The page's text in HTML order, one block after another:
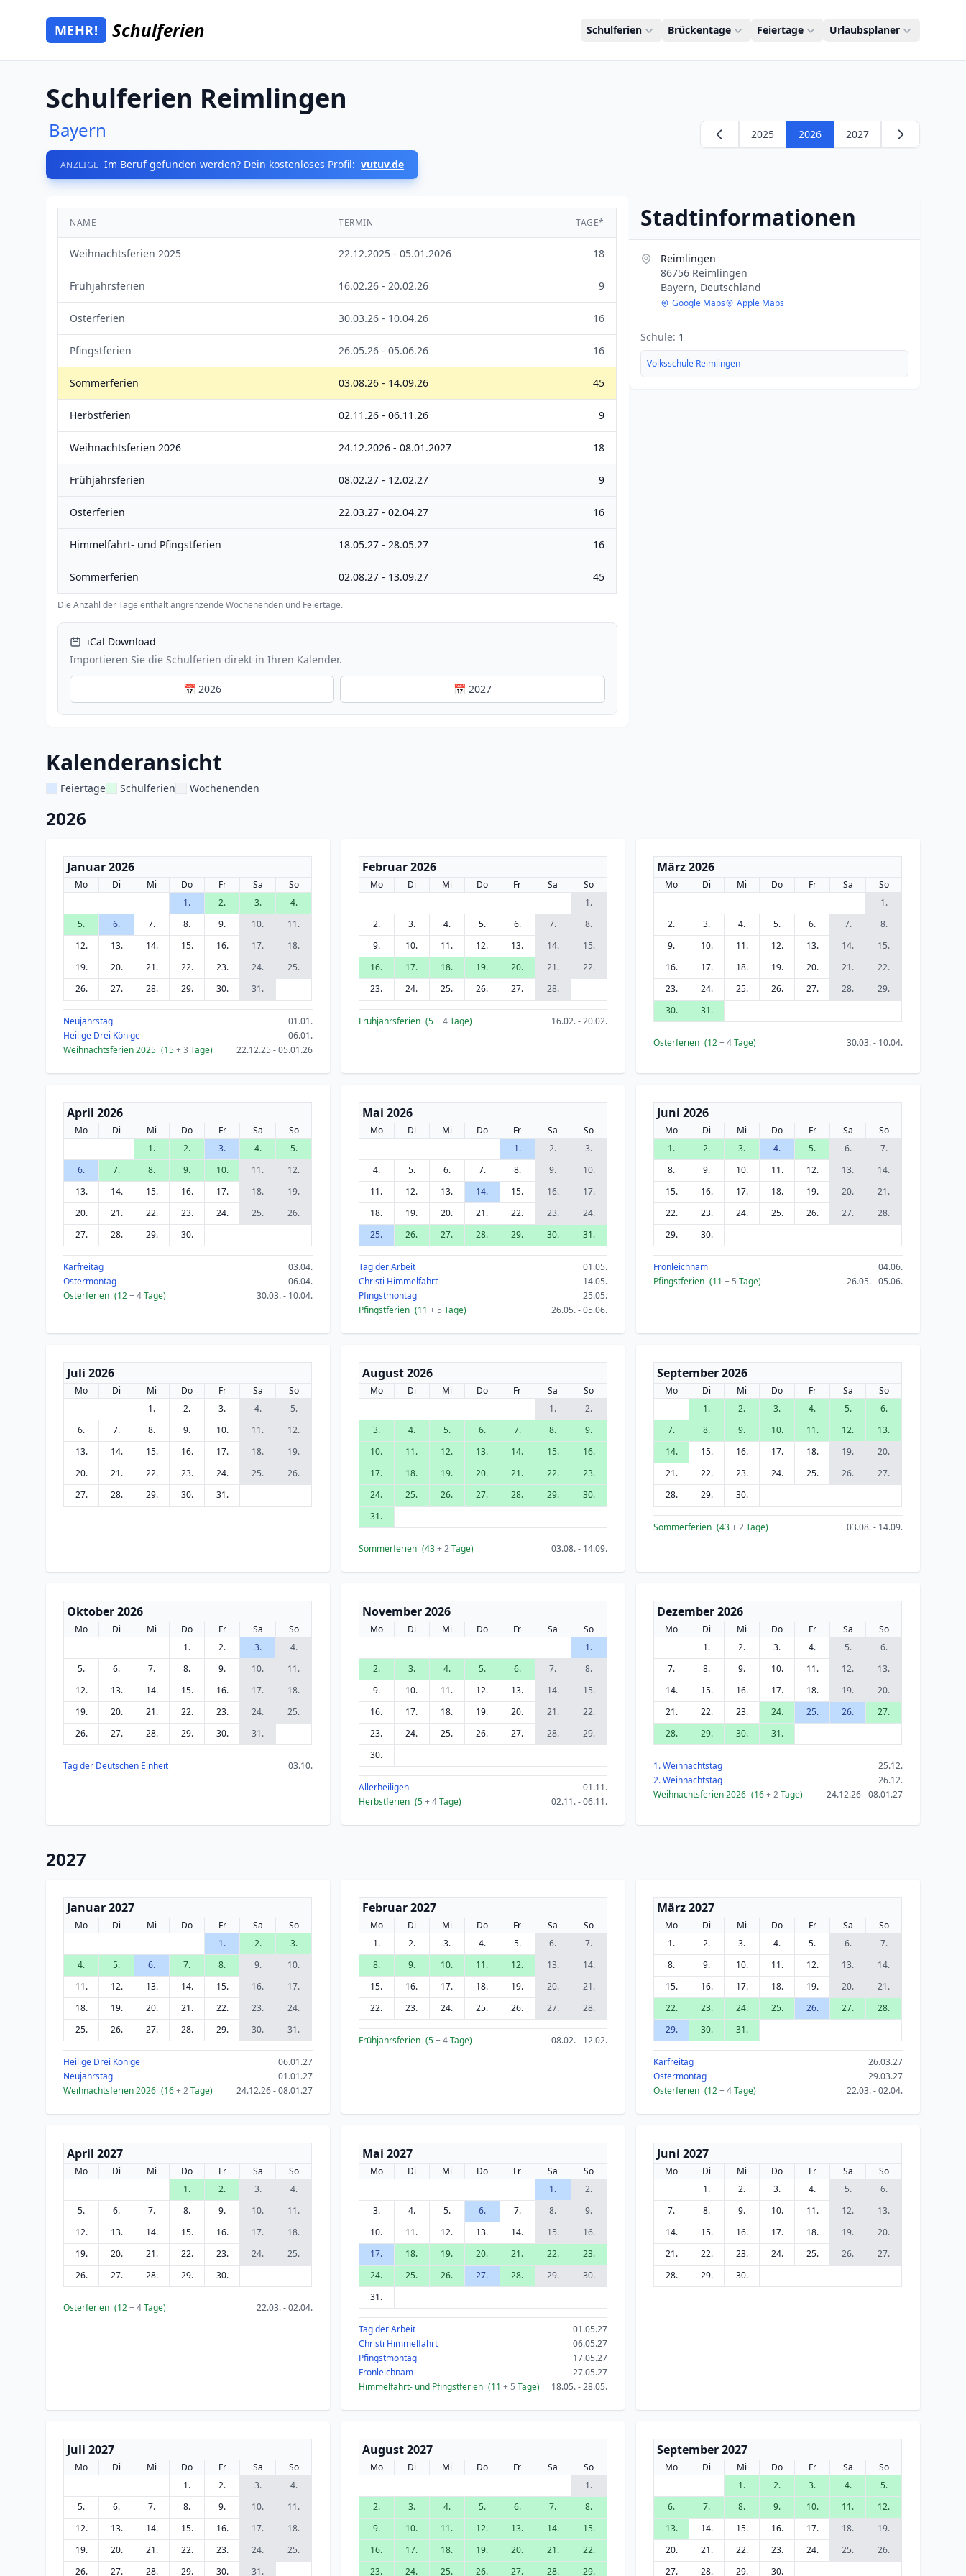
Zum Hauptinhalt springen
Mehr Schulferien
MEHR! Schulferien Schulferien Brückentage Feiertage Urlaubsplaner
Schulferien Reimlingen
Bayern
ANZEIGE Im Beruf gefunden werden? Dein kostenloses Profil: vutuv.de
2025 2026 2027
NAME TERMIN TAGE*
Weihnachtsferien 2025 22.12.2025 - 05.01.2026 18
Frühjahrsferien 16.02.26 - 20.02.26 9
Osterferien 30.03.26 - 10.04.26 16
Pfingstferien 26.05.26 - 05.06.26 16
Sommerferien 03.08.26 - 14.09.26 45
Herbstferien 02.11.26 - 06.11.26 9
Weihnachtsferien 2026 24.12.2026 - 08.01.2027 18
Frühjahrsferien 08.02.27 - 12.02.27 9
Osterferien 22.03.27 - 02.04.27 16
Himmelfahrt- und Pfingstferien 18.05.27 - 28.05.27 16
Sommerferien 02.08.27 - 13.09.27 45
Die Anzahl der Tage enthält angrenzende Wochenenden und Feiertage.
iCal Download
Importieren Sie die Schulferien direkt in Ihren Kalender.
📅 2026 📅 2027
Stadtinformationen
Reimlingen
86756 Reimlingen
Bayern, Deutschland
Google Maps Apple Maps
Schule: 1
Volksschule Reimlingen
Kalenderansicht
Feiertage Schulferien Wochenenden
2026
Januar 2026
Mo Di Mi Do Fr Sa
So
1.
2. 3.
4.
5.
6. 7. 8. 9. 10.
11.
12.
13. 14. 15. 16. 17.
18.
19.
20. 21. 22. 23. 24.
25.
26.
27. 28. 29. 30. 31.
Neujahrstag
01.01.
Heilige Drei Könige
06.01.
Weihnachtsferien 2025 (15+ 3 Tage) 22.12.25 - 05.01.26
Februar 2026
Mo Di Mi Do Fr Sa
So
1.
2.
3. 4. 5. 6. 7.
8.
9.
10. 11. 12. 13. 14.
15.
16.
17. 18. 19. 20. 21.
22.
23.
24. 25. 26. 27. 28.
Frühjahrsferien (5+ 4Tage) 16.02. - 20.02.
März 2026
Mo Di Mi Do Fr Sa
So
1.
2.
3. 4. 5. 6. 7.
8.
9.
10. 11. 12. 13. 14.
15.
16.
17. 18. 19. 20. 21.
22.
23.
24. 25. 26. 27. 28.
29.
30.
31.
Osterferien (12+ 4Tage) 30.03. - 10.04.
April 2026
Mo Di Mi Do Fr Sa
So
1.
2. 3. 4.
5.
6.
7. 8. 9. 10. 11.
12.
13.
14. 15. 16. 17. 18.
19.
20.
21. 22. 23. 24. 25.
26.
27.
28. 29. 30.
Karfreitag
03.04.
Ostermontag
06.04.
Osterferien (12+ 4Tage) 30.03. - 10.04.
Mai 2026
Mo Di Mi Do Fr Sa
So
1.
2.
3.
4.
5. 6. 7. 8. 9.
10.
11.
12. 13. 14. 15. 16.
17.
18.
19. 20. 21. 22. 23.
24.
25.
26. 27. 28. 29. 30. 31.
Tag der Arbeit
01.05.
Christi Himmelfahrt
14.05.
Pfingstmontag
25.05.
Pfingstferien (11 + 5 Tage) 26.05. - 05.06.
Juni 2026
Mo Di Mi Do Fr Sa
So
1.
2. 3. 4. 5. 6.
7.
8.
9. 10. 11. 12. 13.
14.
15.
16. 17. 18. 19. 20.
21.
22.
23. 24. 25. 26. 27.
28.
29.
30.
Fronleichnam
04.06.
Pfingstferien (11+ 5 Tage) 26.05. - 05.06.
Juli 2026
Mo Di Mi Do Fr Sa
So
1.
2. 3. 4.
5.
6.
7. 8. 9. 10. 11.
12.
13.
14. 15. 16. 17. 18.
19.
20.
21. 22. 23. 24. 25.
26.
27.
28. 29. 30. 31.
August 2026
Mo Di Mi Do Fr Sa
So
1.
2.
3.
4. 5. 6. 7. 8.
9.
10.
11. 12. 13. 14. 15.
16.
17.
18. 19. 20. 21. 22.
23.
24.
25. 26. 27. 28. 29.
30.
31.
Sommerferien (43+ 2Tage) 03.08. - 14.09.
September 2026
Mo Di Mi Do Fr Sa
So
1.
2. 3. 4. 5.
6.
7.
8. 9. 10. 11. 12.
13.
14.
15. 16. 17. 18. 19.
20.
21.
22. 23. 24. 25. 26.
27.
28.
29. 30.
Sommerferien (43+ 2Tage) 03.08. - 14.09.
Oktober 2026
Mo Di Mi Do Fr Sa
So
1.
2. 3.
4.
5.
6. 7. 8. 9. 10.
11.
12.
13. 14. 15. 16. 17.
18.
19.
20. 21. 22. 23. 24.
25.
26.
27. 28. 29. 30. 31.
Tag der Deutschen Einheit 03.10.
November 2026
Mo Di Mi Do Fr Sa
So
1.
2.
3. 4. 5. 6. 7.
8.
9.
10. 11. 12. 13. 14.
15.
16.
17. 18. 19. 20. 21.
22.
23.
24. 25. 26. 27. 28.
29.
30.
Allerheiligen
01.11.
Herbstferien (5+ 4Tage) 02.11. - 06.11.
Dezember 2026
Mo Di Mi Do Fr Sa
So
1.
2. 3. 4. 5.
6.
7.
8. 9. 10. 11. 12.
13.
14.
15. 16. 17. 18. 19.
20.
21.
22. 23. 24. 25. 26.
27.
28.
29. 30. 31.
1. Weihnachtstag
25.12.
2. Weihnachtstag
26.12.
Weihnachtsferien 2026 (16+ 2Tage) 24.12.26 - 08.01.27
2027
Januar 2027
Mo Di Mi Do Fr Sa
So
1.
2.
3.
4.
5. 6. 7. 8. 9.
10.
11.
12. 13. 14. 15. 16.
17.
18.
19. 20. 21. 22. 23.
24.
25.
26. 27. 28. 29. 30. 31.
Heilige Drei Könige
06.01.27
Neujahrstag
01.01.27
Weihnachtsferien 2026 (16+ 2Tage) 24.12.26 - 08.01.27
Februar 2027
Mo Di Mi Do Fr Sa
So
1.
2. 3. 4. 5. 6.
7.
8.
9. 10. 11. 12. 13.
14.
15.
16. 17. 18. 19. 20.
21.
22.
23. 24. 25. 26. 27. 28.
Frühjahrsferien (5+ 4Tage) 08.02. - 12.02.
März 2027
Mo Di Mi Do Fr Sa
So
1.
2. 3. 4. 5. 6.
7.
8.
9. 10. 11. 12. 13.
14.
15.
16. 17. 18. 19. 20.
21.
22.
23. 24. 25. 26. 27.
28.
29.
30. 31.
Karfreitag
26.03.27
Ostermontag
29.03.27
Osterferien (12+ 4Tage) 22.03. - 02.04.
April 2027
Mo Di Mi Do Fr Sa
So
1.
2. 3.
4.
5.
6. 7. 8. 9. 10.
11.
12.
13. 14. 15. 16. 17.
18.
19.
20. 21. 22. 23. 24.
25.
26.
27. 28. 29. 30.
Osterferien (12+ 4Tage) 22.03. - 02.04.
Mai 2027
Mo Di Mi Do Fr Sa
So
1.
2.
3.
4. 5. 6. 7. 8.
9.
10.
11. 12. 13. 14. 15.
16.
17.
18. 19. 20. 21. 22.
23.
24.
25. 26. 27. 28. 29.
30.
31.
Tag der Arbeit
01.05.27
Christi Himmelfahrt
06.05.27
Pfingstmontag
17.05.27
Fronleichnam
27.05.27
Himmelfahrt- und Pfingstferien (11 + 5 Tage) 18.05. - 28.05.
Juni 2027
Mo Di Mi Do Fr Sa
So
1.
2. 3. 4. 5.
6.
7.
8. 9. 10. 11. 12.
13.
14.
15. 16. 17. 18. 19.
20.
21.
22. 23. 24. 25. 26.
27.
28.
29. 30.
Juli 2027
Mo Di Mi Do Fr Sa
So
1.
2. 3.
4.
5.
6. 7. 8. 9. 10.
11.
12.
13. 14. 15. 16. 17.
18.
19.
20. 21. 22. 23. 24.
25.
26.
27. 28. 29. 30. 31.
August 2027
Mo Di Mi Do Fr Sa
So
1.
2.
3. 4. 5. 6. 7.
8.
9.
10. 11. 12. 13. 14.
15.
16.
17. 18. 19. 20. 21.
22.
23.
24. 25. 26. 27. 28. 29.
September 2027
Mo Di Mi Do Fr Sa
So
1.
2. 3. 4.
5.
6.
7. 8. 9. 10. 11.
12.
13.
14. 15. 16. 17. 18.
19.
20.
21. 22. 23. 24. 25.
26.
27.
28. 29. 30.